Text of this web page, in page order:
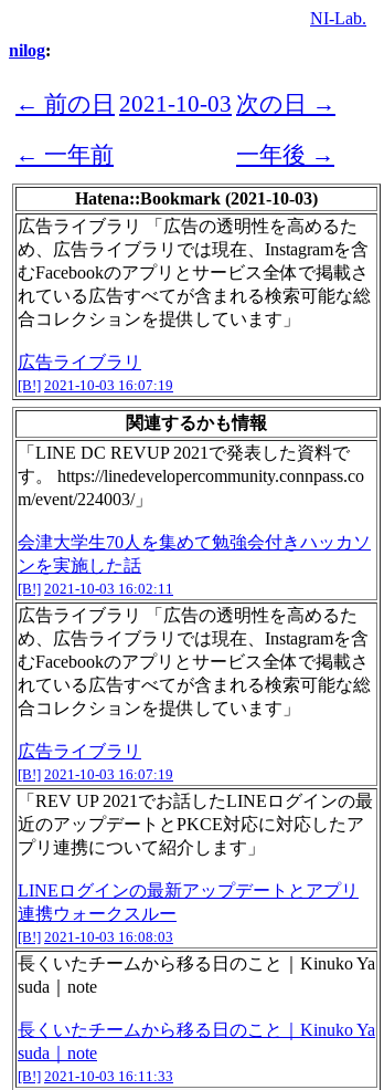
NI-Lab.
nilog:
← 前の日 2021-10-03 次の日 →
← 一年前
一年後 →
Hatena::Bookmark (2021-10-03)
広告ライブラリ 「広告の透明性を高めるた
め、広告ライブラリでは現在、Instagramを含
むFacebookのアプリとサービス全体で掲載さ
れている広告すべてが含まれる検索可能な総
合コレクションを提供しています」
広告ライブラリ
[B!] 2021-10-03 16:07:19
関連するかも情報
「LINE DC REVUP 2021で発表した資料で
す。 https://linedevelopercommunity.connpass.co
m/event/224003/」
会津大学生70人を集めて勉強会付きハッカソ
ンを実施した話
[B!] 2021-10-03 16:02:11
広告ライブラリ 「広告の透明性を高めるた
め、広告ライブラリでは現在、Instagramを含
むFacebookのアプリとサービス全体で掲載さ
れている広告すべてが含まれる検索可能な総
合コレクションを提供しています」
広告ライブラリ
[B!] 2021-10-03 16:07:19
「REV UP 2021でお話したLINEログインの最
近のアップデートとPKCE対応に対応したア
プリ連携について紹介します」
LINEログインの最新アップデートとアプリ
連携ウォークスルー
[B!] 2021-10-03 16:08:03
長くいたチームから移る日のこと｜Kinuko Ya
suda｜note
長くいたチームから移る日のこと｜Kinuko Ya
suda｜note
[B!] 2021-10-03 16:11:33